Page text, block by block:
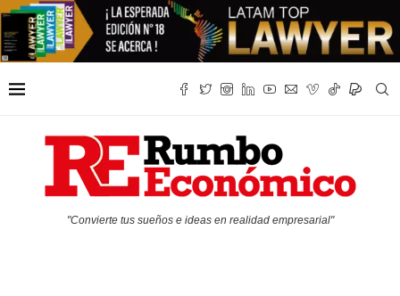
"Convierte tus sueños e ideas en realidad empresarial"